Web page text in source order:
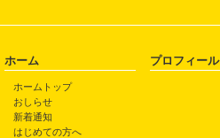
ホーム
ホームトップ
おしらせ
新着通知
はじめての方へ
プロフィール